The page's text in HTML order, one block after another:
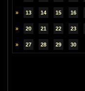
» 13 14 15 16
» 20 21 22 23
» 27 28 29 30